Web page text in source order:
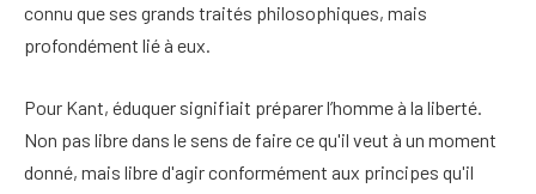
connu que ses grands traités philosophiques, mais
profondément lié à eux.
Pour Kant, éduquer signifiait préparer l’homme à la liberté.
Non pas libre dans le sens de faire ce qu'il veut à un moment
donné, mais libre d'agir conformément aux principes qu'il